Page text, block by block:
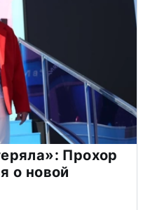
Прохор
о новой